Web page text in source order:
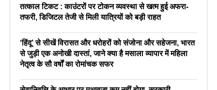
तत्काल टिकट : काउंटरों पर टोकन व्यवस्था से खत्म हुई अफरा-
तफरी, डिजिटल तेजी से मिली यात्रियों को बड़ी राहत
‘हिंदू’ से सीखें विरासत और धरोहरों को संजोना और सहेजना, भारत
से जुड़ी एक अनोखी दास्तां, जाने क्या है मसाला व्यापार में महिला
नेतृत्व के सौ वर्षों का रोमांचक सफर